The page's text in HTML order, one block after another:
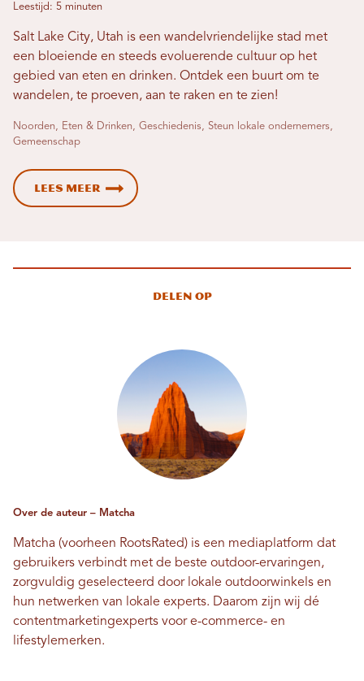
Leestijd: 5 minuten
Salt Lake City, Utah is een wandelvriendelijke stad met
een bloeiende en steeds evoluerende cultuur op het
gebied van eten en drinken. Ontdek een buurt om te
wandelen, te proeven, aan te raken en te zien!
Noorden, Eten & Drinken, Geschiedenis, Steun lokale ondernemers,
Gemeenschap
Lees meer
Delen op
Over de auteur – Matcha
Matcha (voorheen RootsRated) is een mediaplatform dat
gebruikers verbindt met de beste outdoor-ervaringen,
zorgvuldig geselecteerd door lokale outdoorwinkels en
hun netwerken van lokale experts. Daarom zijn wij dé
contentmarketingexperts voor e-commerce- en
lifestylemerken.